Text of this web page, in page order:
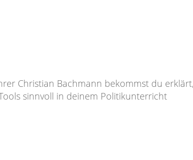
Christian Bachmann bekommst du erklärt,
sinnvoll in deinem Politikunterricht